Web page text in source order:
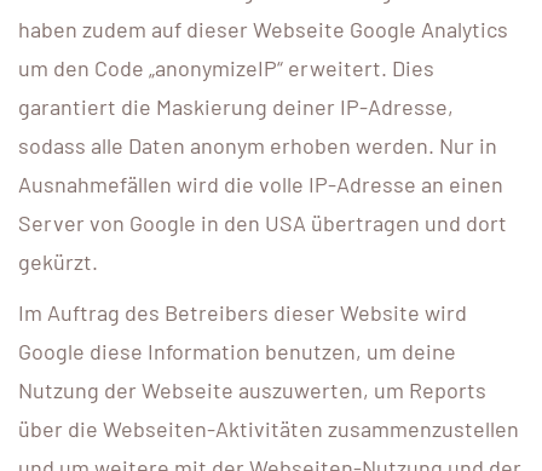
haben zudem auf dieser Webseite Google Analytics
um den Code „anonymizeIP“ erweitert. Dies
garantiert die Maskierung deiner IP-Adresse,
sodass alle Daten anonym erhoben werden. Nur in
Ausnahmefällen wird die volle IP-Adresse an einen
Server von Google in den USA übertragen und dort
gekürzt.
Im Auftrag des Betreibers dieser Website wird
Google diese Information benutzen, um deine
Nutzung der Webseite auszuwerten, um Reports
über die Webseiten-Aktivitäten zusammenzustellen